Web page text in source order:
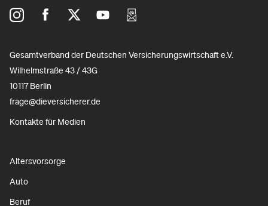
Gesamtverband der Deutschen Versicherungswirtschaft e.V.
Wilhelmstraße 43 / 43G
10117 Berlin
frage@dieversicherer.de
Kontakte für Medien
Altersvorsorge
Auto
Beruf